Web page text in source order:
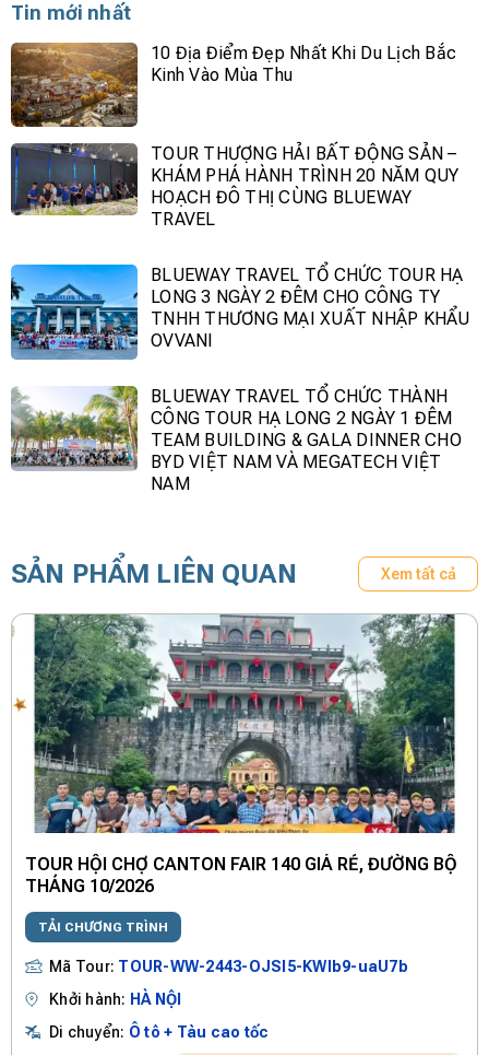
Tin mới nhất
10 Địa Điểm Đẹp Nhất Khi Du Lịch Bắc
Kinh Vào Mùa Thu
TOUR THƯỢNG HẢI BẤT ĐỘNG SẢN –
KHÁM PHÁ HÀNH TRÌNH 20 NĂM QUY
HOẠCH ĐÔ THỊ CÙNG BLUEWAY
TRAVEL
BLUEWAY TRAVEL TỔ CHỨC TOUR HẠ
LONG 3 NGÀY 2 ĐÊM CHO CÔNG TY
TNHH THƯƠNG MẠI XUẤT NHẬP KHẨU
OVVANI
BLUEWAY TRAVEL TỔ CHỨC THÀNH
CÔNG TOUR HẠ LONG 2 NGÀY 1 ĐÊM
TEAM BUILDING & GALA DINNER CHO
BYD VIỆT NAM VÀ MEGATECH VIỆT
NAM
SẢN PHẨM LIÊN QUAN Xem tất cả
[TOUR NO SHOPPING] ĐẠI LÝ - CÔN MINH 4 NGÀY 4
ĐÊM
TẢI CHƯƠNG TRÌNH
Mã Tour: TOUR-WW-2443-R0ZYJ
Khởi hành: Hà Nội
Di chuyển: Ô tô + Tàu cao tốc